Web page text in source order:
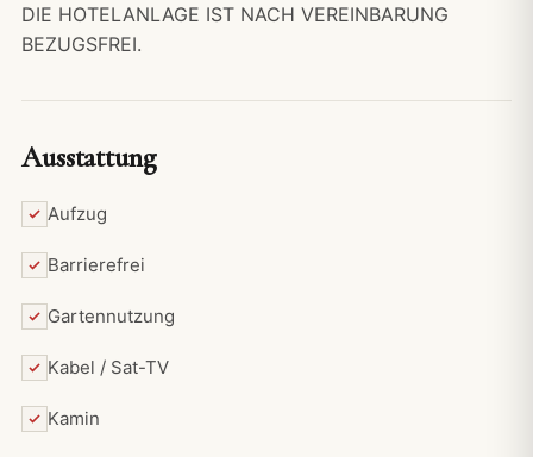
DIE HOTELANLAGE IST NACH VEREINBARUNG
BEZUGSFREI.
Ausstattung
Aufzug
Barrierefrei
Gartennutzung
Kabel / Sat-TV
Kamin